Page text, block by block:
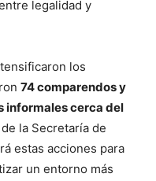
legalidad y
los
74 comparendos y
informales cerca del
la Secretaría de
estas acciones para
un entorno más